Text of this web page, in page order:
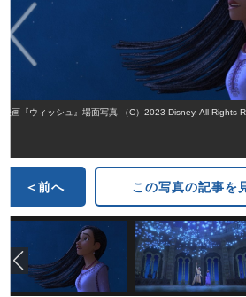
映画『ウィッシュ』場面写真 （C）2023 Disney. All Rights
＜前へ この写真の記事を